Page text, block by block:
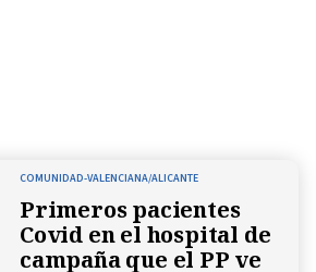
COMUNIDAD-VALENCIANA/ALICANTE
Primeros pacientes
Covid en el hospital de
campaña que el PP ve